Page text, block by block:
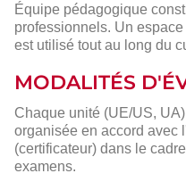
Équipe pédagogique
professionnels. Un
est utilisé tout au long du
MODALITÉS
Chaque unité (UE/US,
organisée en accord avec
(certificateur) dans le
examens.